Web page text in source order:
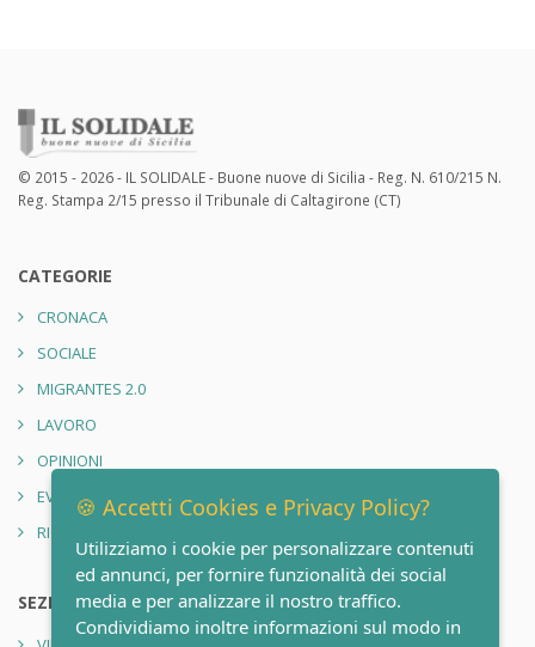
© 2015 - 2026 - IL SOLIDALE - Buone nuove di Sicilia - Reg. N. 610/215 N.
Reg. Stampa 2/15 presso il Tribunale di Caltagirone (CT)
CATEGORIE
CRONACA
SOCIALE
MIGRANTES 2.0
LAVORO
OPINIONI
EVENTI
RIONE SANITÀ 2.0
SEZIONI
🍪 Accetti Cookies e Privacy Policy?
Utilizziamo i cookie per personalizzare contenuti
ed annunci, per fornire funzionalità dei social
media e per analizzare il nostro traffico.
Condividiamo inoltre informazioni sul modo in